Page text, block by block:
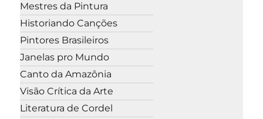
Mestres da Pintura
Historiando Canções
Pintores Brasileiros
Janelas pro Mundo
Canto da Amazônia
Visão Crítica da Arte
Literatura de Cordel